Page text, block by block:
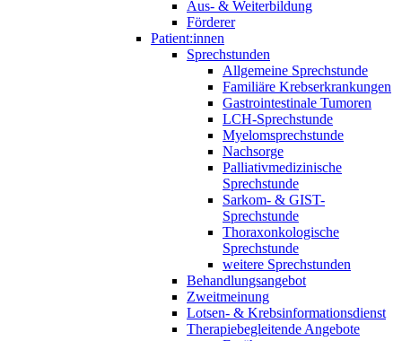
Aus- & Weiterbildung
Förderer
Patient:innen
Sprechstunden
Allgemeine Sprechstunde
Familiäre Krebserkrankungen
Gastrointestinale Tumoren
LCH-Sprechstunde
Myelomsprechstunde
Nachsorge
Palliativmedizinische
Sprechstunde
Sarkom- & GIST-
Sprechstunde
Thoraxonkologische
Sprechstunde
weitere Sprechstunden
Behandlungsangebot
Zweitmeinung
Lotsen- & Krebsinformationsdienst
Therapiebegleitende Angebote